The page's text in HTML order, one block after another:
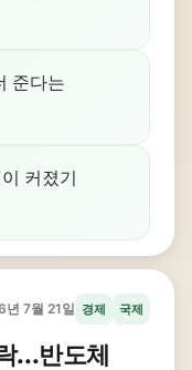
준다는
커졌기
년 7월 21일 경제 국제
...반도체